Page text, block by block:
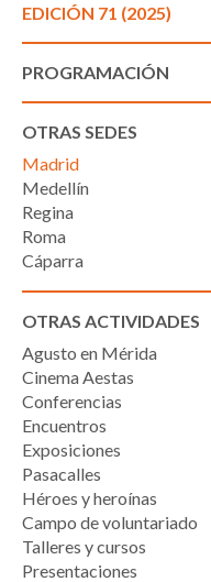
EDICIÓN 71 (2025)
PROGRAMACIÓN
OTRAS SEDES
Madrid
Medellín
Regina
Roma
Cáparra
OTRAS ACTIVIDADES
Agusto en Mérida
Cinema Aestas
Conferencias
Encuentros
Exposiciones
Pasacalles
Héroes y heroínas
Campo de voluntariado
Talleres y cursos
Presentaciones